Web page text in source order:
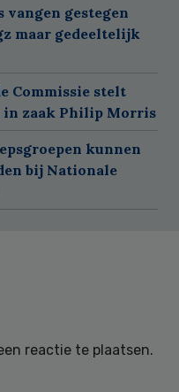
vangen gestegen
maar gedeeltelijk
Commissie stelt
zaak Philip Morris
kunnen
bij Nationale
reactie te plaatsen.